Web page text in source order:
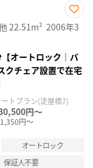
お気
に入
22.51m² 2006年3
オートロック｜バ
クチェア設置で在宅
トプラン(淀屋橋7)
円～
円～
オートロック
保証人不要